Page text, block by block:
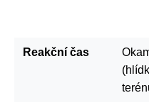
Reakční čas